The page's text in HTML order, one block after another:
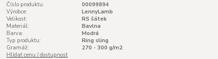
Číslo produktu:
00099894
Výrobce:
LennyLamb
Velikost:
RS šátek
Materiál:
Bavlna
Barva:
Modrá
Typ produktu:
Ring sling
Gramáž:
270 - 300 g/m2
Hlídat cenu / dostupnost